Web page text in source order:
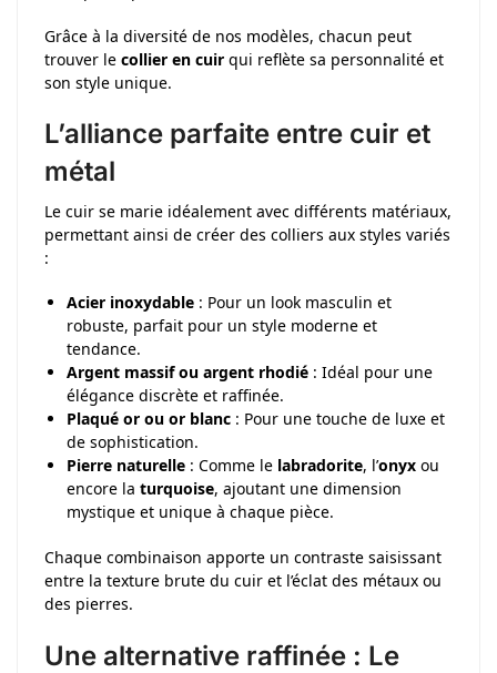
Grâce à la diversité de nos modèles, chacun peut
trouver le collier en cuir qui reflète sa personnalité et
son style unique.
L’alliance parfaite entre cuir et
métal
Le cuir se marie idéalement avec différents matériaux,
permettant ainsi de créer des colliers aux styles variés
:
Acier inoxydable : Pour un look masculin et
robuste, parfait pour un style moderne et
tendance.
Argent massif ou argent rhodié : Idéal pour une
élégance discrète et raffinée.
Plaqué or ou or blanc : Pour une touche de luxe et
de sophistication.
Pierre naturelle : Comme le labradorite, l’onyx ou
encore la turquoise, ajoutant une dimension
mystique et unique à chaque pièce.
Chaque combinaison apporte un contraste saisissant
entre la texture brute du cuir et l’éclat des métaux ou
des pierres.
Une alternative raffinée : Le